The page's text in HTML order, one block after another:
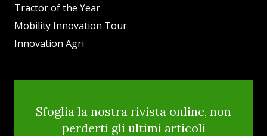
Tractor of the Year
Mobility Innovation Tour
Innovation Agri
Sfoglia la nostra rivista online, non
perderti gli ultimi articoli